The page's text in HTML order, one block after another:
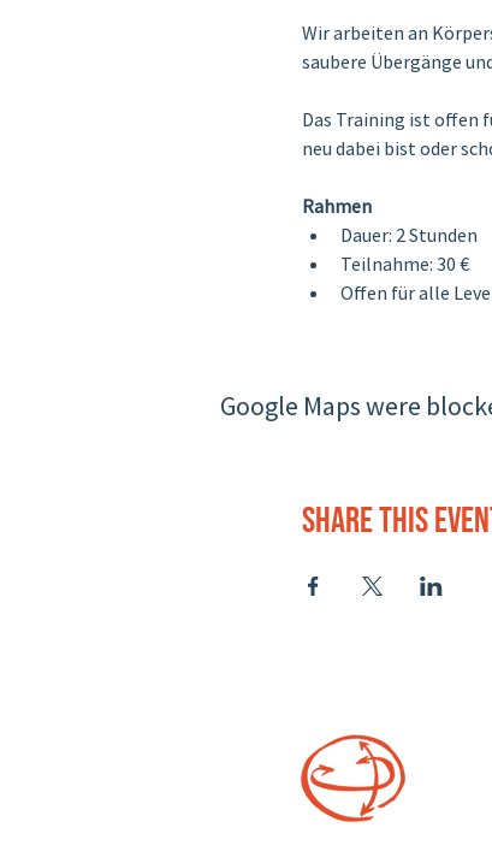
Wir arbeiten an
saubere Übergänge
Das Training ist offen
neu dabei bist oder
Rahmen
Dauer: 2 Stunden
Teilnahme: 30 €
Offen für alle
Google Maps were
Share this